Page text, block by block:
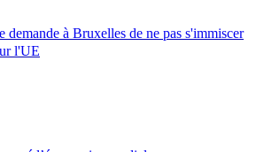
à Bruxelles de ne pas s'immiscer
l'UE